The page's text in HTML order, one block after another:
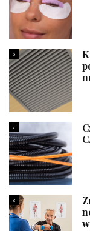
6
7
8